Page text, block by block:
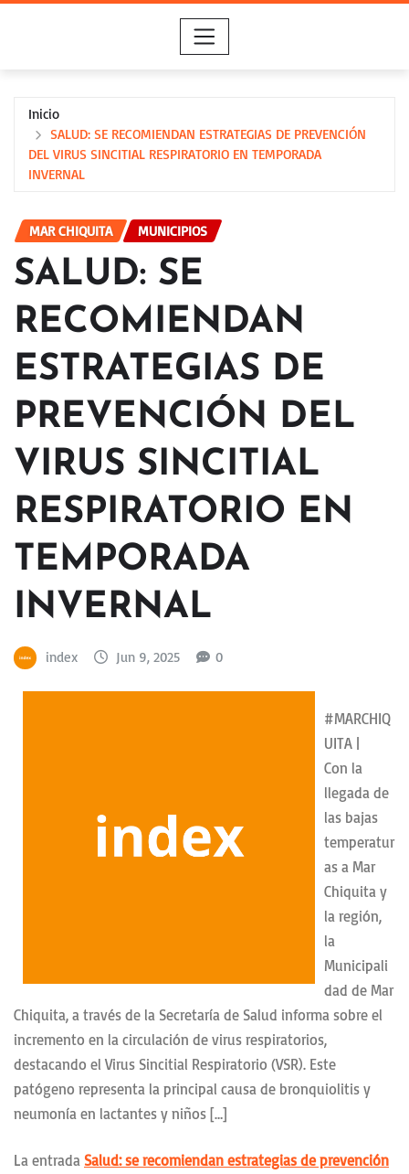
Inicio
SALUD: SE RECOMIENDAN ESTRATEGIAS DE PREVENCIÓN
DEL VIRUS SINCITIAL RESPIRATORIO EN TEMPORADA
INVERNAL
MAR CHIQUITA MUNICIPIOS
SALUD: SE
RECOMIENDAN
ESTRATEGIAS DE
PREVENCIÓN DEL
VIRUS SINCITIAL
RESPIRATORIO EN
TEMPORADA
INVERNAL
index Jun 9, 2025 0
#MARCHIQ
UITA |
Con la
llegada de
las bajas
temperatur
as a Mar
Chiquita y
la región,
la
Municipali
dad de Mar
Chiquita, a través de la Secretaría de Salud informa sobre el
incremento en la circulación de virus respiratorios,
destacando el Virus Sincitial Respiratorio (VSR). Este
patógeno representa la principal causa de bronquiolitis y
neumonía en lactantes y niños […]
La entrada Salud: se recomiendan estrategias de prevención